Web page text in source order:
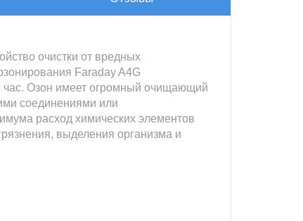
очистки от вредных
Faraday A4G
час. Озон имеет огромный очищающий
соединениями или
расход химических элементов
выделения организма и